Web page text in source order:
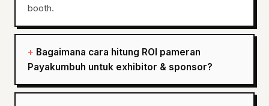
booth.
Bagaimana cara hitung ROI pameran
Payakumbuh untuk exhibitor & sponsor?